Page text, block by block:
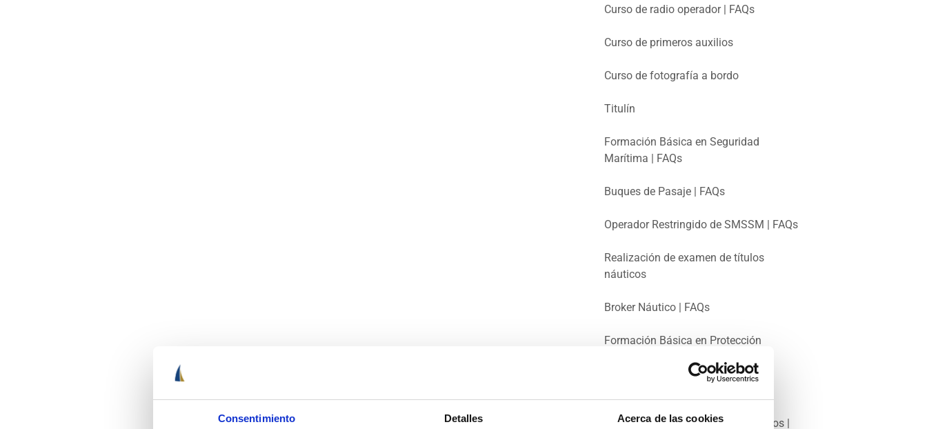
Consentimiento Detalles Acerca de las cookies
Curso de radio operador | FAQs
Curso de primeros auxilios
Curso de fotografía a bordo
Titulín
Formación Básica en Seguridad
Marítima | FAQs
Buques de Pasaje | FAQs
Operador Restringido de SMSSM | FAQs
Realización de examen de títulos
náuticos
Broker Náutico | FAQs
Formación Básica en Protección
Avanzado en Lucha contra Incendios |